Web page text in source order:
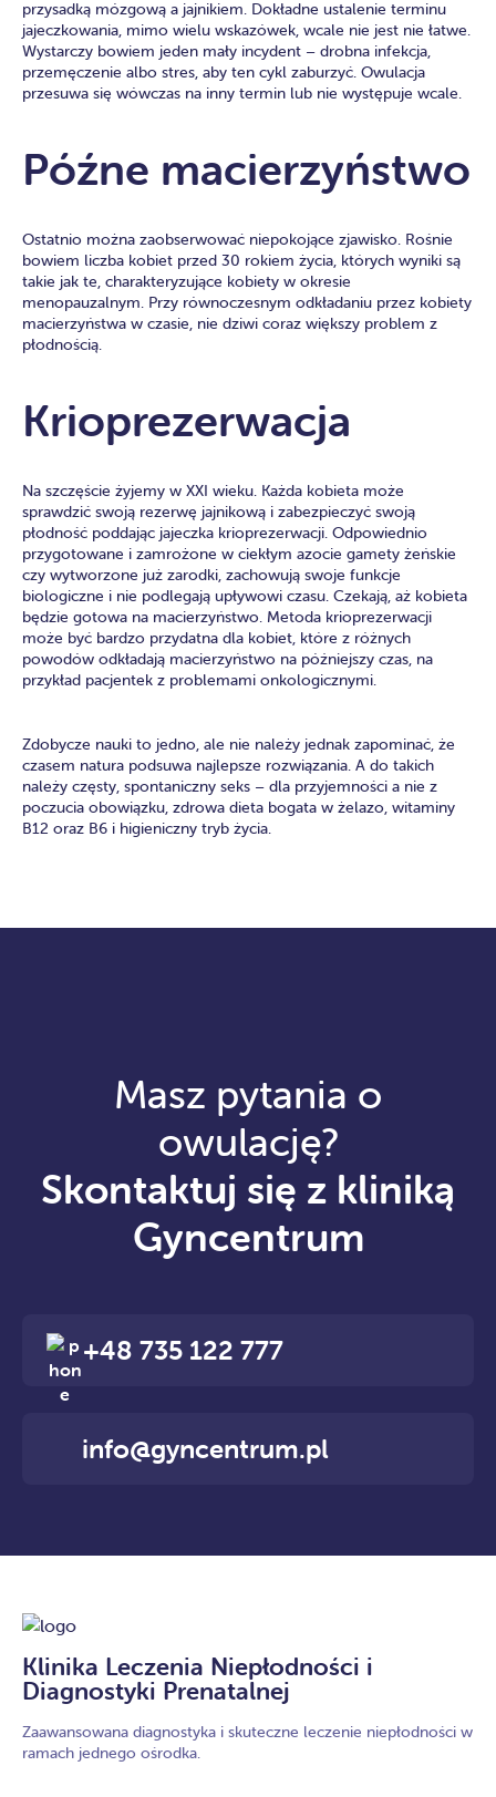
przysadką mózgową a jajnikiem. Dokładne ustalenie terminu
jajeczkowania, mimo wielu wskazówek, wcale nie jest nie łatwe.
Wystarczy bowiem jeden mały incydent – drobna infekcja,
przemęczenie albo stres, aby ten cykl zaburzyć. Owulacja
przesuwa się wówczas na inny termin lub nie występuje wcale.
Późne macierzyństwo
Ostatnio można zaobserwować niepokojące zjawisko. Rośnie
bowiem liczba kobiet przed 30 rokiem życia, których wyniki są
takie jak te, charakteryzujące kobiety w okresie
menopauzalnym. Przy równoczesnym odkładaniu przez kobiety
macierzyństwa w czasie, nie dziwi coraz większy problem z
płodnością.
Krioprezerwacja
Na szczęście żyjemy w XXI wieku. Każda kobieta może
sprawdzić swoją rezerwę jajnikową i zabezpieczyć swoją
płodność poddając jajeczka krioprezerwacji. Odpowiednio
przygotowane i zamrożone w ciekłym azocie gamety żeńskie
czy wytworzone już zarodki, zachowują swoje funkcje
biologiczne i nie podlegają upływowi czasu. Czekają, aż kobieta
będzie gotowa na macierzyństwo. Metoda krioprezerwacji
może być bardzo przydatna dla kobiet, które z różnych
powodów odkładają macierzyństwo na późniejszy czas, na
przykład pacjentek z problemami onkologicznymi.
Zdobycze nauki to jedno, ale nie należy jednak zapominać, że
czasem natura podsuwa najlepsze rozwiązania. A do takich
należy częsty, spontaniczny seks – dla przyjemności a nie z
poczucia obowiązku, zdrowa dieta bogata w żelazo, witaminy
B12 oraz B6 i higieniczny tryb życia.
Masz pytania o
owulację?
Skontaktuj się z kliniką
Gyncentrum
+48 735 122 777
info@gyncentrum.pl
Klinika Leczenia Niepłodności i
Diagnostyki Prenatalnej
Zaawansowana diagnostyka i skuteczne leczenie niepłodności w
ramach jednego ośrodka.